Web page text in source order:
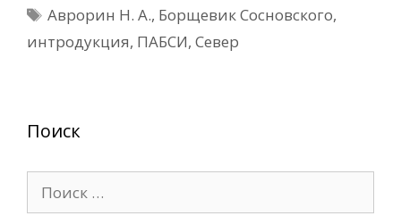
Метки
Аврорин Н. А., Борщевик Сосновского,
интродукция, ПАБСИ, Север
Поиск